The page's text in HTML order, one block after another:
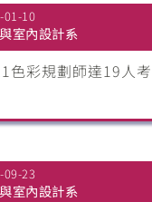
01-10
室內設計系
色彩規劃師達19人
09-23
室內設計系